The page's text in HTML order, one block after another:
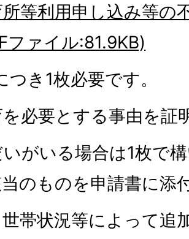
等利用申し込み等の
ファイル:81.9KB)
つき1枚必要です。
必要とする事由を証
がいる場合は1枚で
のものを申請書に添
帯状況等によって追